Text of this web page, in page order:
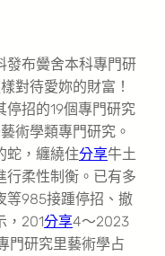
發布黌舍本科專門研
對待愛妳的財富！
招的19個專門研究
術學類專門研究。
蛇，纏繞住分享牛土
行柔性制衡。已有多
等985接踵停招、撤
，201分享4～2023
門研究里藝術學占